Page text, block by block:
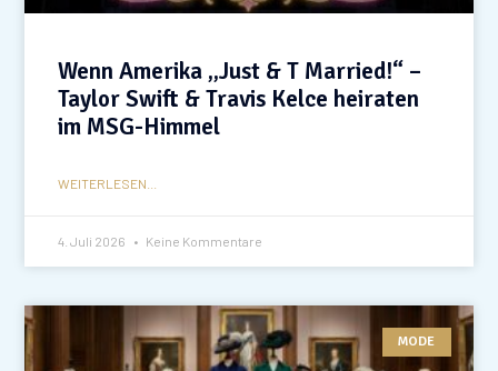
Wenn Amerika „Just & T Married!“ –
Taylor Swift & Travis Kelce heiraten
im MSG-Himmel
WEITERLESEN...
4. Juli 2026 Keine Kommentare
MODE